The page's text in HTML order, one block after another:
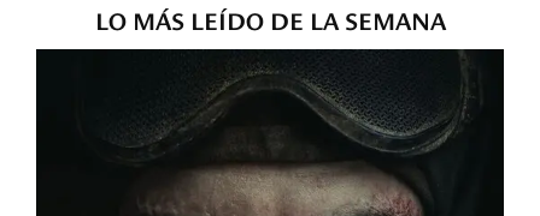
LO MÁS LEÍDO DE LA SEMANA